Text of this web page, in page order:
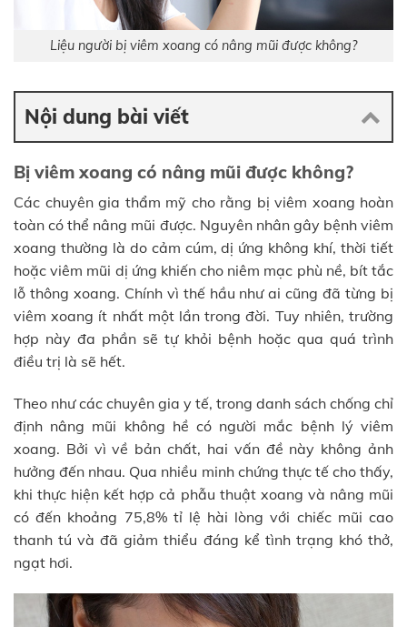
Liệu người bị viêm xoang có nâng mũi được không?
Nội dung bài viết
Bị viêm xoang có nâng mũi được không?
Các chuyên gia thẩm mỹ cho rằng bị viêm xoang hoàn
toàn có thể nâng mũi được. Nguyên nhân gây bệnh viêm
xoang thường là do cảm cúm, dị ứng không khí, thời tiết
hoặc viêm mũi dị ứng khiến cho niêm mạc phù nề, bít tắc
lỗ thông xoang. Chính vì thế hầu như ai cũng đã từng bị
viêm xoang ít nhất một lần trong đời. Tuy nhiên, trường
hợp này đa phần sẽ tự khỏi bệnh hoặc qua quá trình
điều trị là sẽ hết.
Theo như các chuyên gia y tế, trong danh sách chống chỉ
định nâng mũi không hề có người mắc bệnh lý viêm
xoang. Bởi vì về bản chất, hai vấn đề này không ảnh
hưởng đến nhau. Qua nhiều minh chứng thực tế cho thấy,
khi thực hiện kết hợp cả phẫu thuật xoang và nâng mũi
có đến khoảng 75,8% tỉ lệ hài lòng với chiếc mũi cao
thanh tú và đã giảm thiểu đáng kể tình trạng khó thở,
ngạt hơi.